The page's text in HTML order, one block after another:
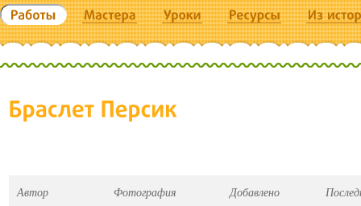
Автор Фотография Добавлено